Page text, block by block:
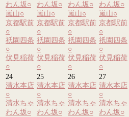
わん坂○
嵐山○
京都駅前
○
祇園四条
○
伏見稲荷
○
わん坂○
嵐山○
京都駅前
○
祇園四条
○
伏見稲荷
○
わん坂○
嵐山○
京都駅前
○
祇園四条
○
伏見稲荷
○
わん坂○
嵐山○
京都駅前
○
祇園四条
○
伏見稲荷
○
24
清水本店
○
清水ちゃ
わん坂○
25
清水本店
○
清水ちゃ
わん坂○
26
清水本店
○
清水ちゃ
わん坂○
27
清水本店
○
清水ちゃ
わん坂○